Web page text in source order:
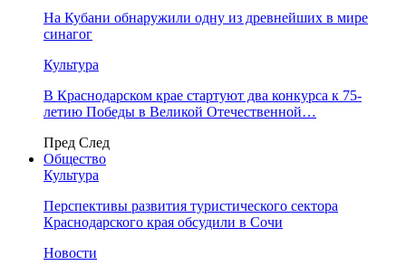
На Кубани обнаружили одну из древнейших в мире
синагог
Культура
В Краснодарском крае стартуют два конкурса к 75-
летию Победы в Великой Отечественной…
Пред След
Общество
Культура
Перспективы развития туристического сектора
Краснодарского края обсудили в Сочи
Новости